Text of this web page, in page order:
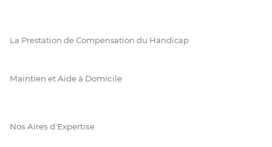
La Prestation de Compensation du Handicap
Maintien et Aide à Domicile
Nos Aires d'Expertise